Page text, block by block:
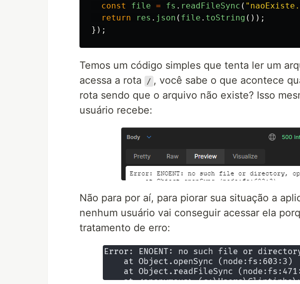
const
file = fs . readFileSync ( "
return
res . json ( file . toString ());
});
Temos um código simples que tenta ler um
acessa a rota
/ , você sabe o que acontece
rota sendo que o arquivo não existe? Isso
usuário recebe:
Não para por aí, para piorar sua situação a
nenhum usuário vai conseguir acessar ela
tratamento de erro: